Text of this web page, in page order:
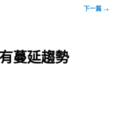
下一篇 →
蔓延趨勢